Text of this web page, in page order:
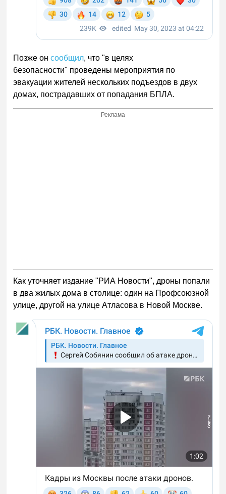
Позже онсообщил, что "в целях
безопасности" проведены мероприятия по
эвакуации жителей нескольких подъездов в двух
домах, пострадавших от попадания БПЛА.
Реклама
Как уточняет издание "РИА Новости", дроны попали
в два жилых дома в столице: один на Профсоюзной
улице, другой на улице Атласова в Новой Москве.